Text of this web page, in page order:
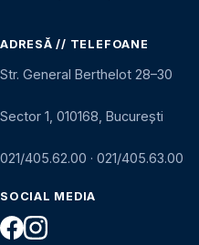
ADRESĂ // TELEFOANE
Str. General Berthelot 28–30
Sector 1, 010168, București
021/405.62.00 · 021/405.63.00
SOCIAL MEDIA